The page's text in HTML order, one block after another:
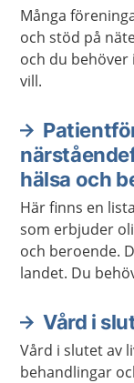
Många
och stöd på
och du
vill.
hälsa och
Här finns en
som erbjuder olika
och beroende.
landet. Du
Vård i
Vård i slutet av
behandlingar